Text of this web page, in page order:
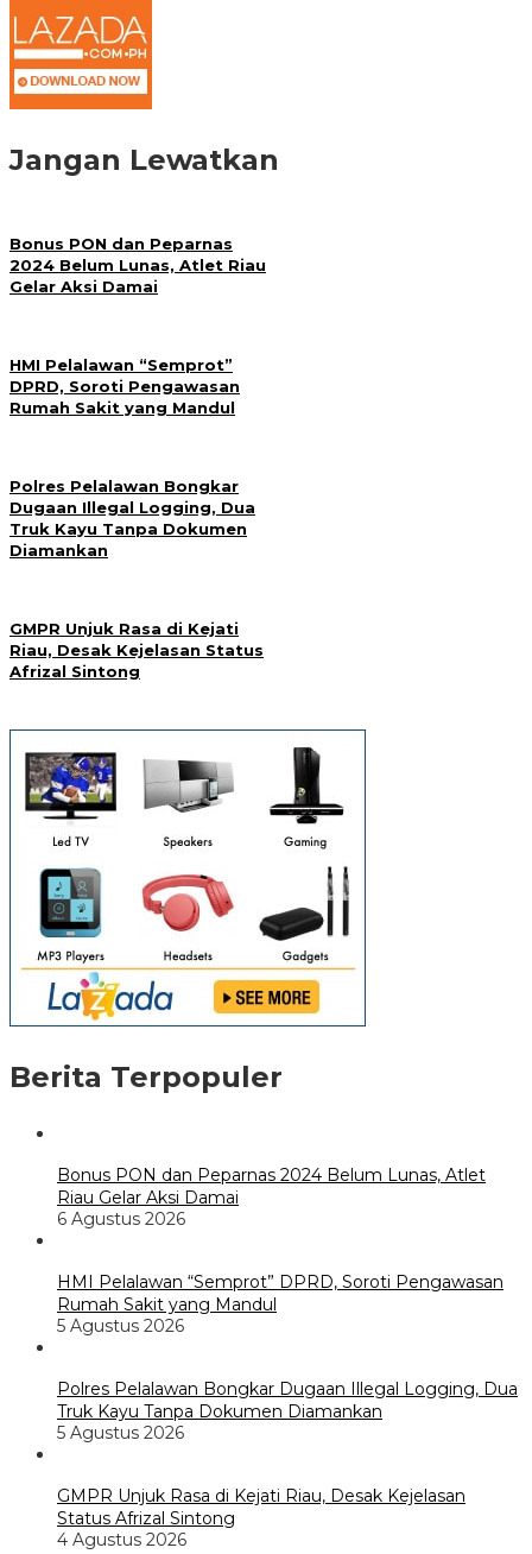
Jangan Lewatkan
Bonus PON dan Peparnas
2024 Belum Lunas, Atlet Riau
Gelar Aksi Damai
HMI Pelalawan “Semprot”
DPRD, Soroti Pengawasan
Rumah Sakit yang Mandul
Polres Pelalawan Bongkar
Dugaan Illegal Logging, Dua
Truk Kayu Tanpa Dokumen
Diamankan
GMPR Unjuk Rasa di Kejati
Riau, Desak Kejelasan Status
Afrizal Sintong
Berita Terpopuler
Bonus PON dan Peparnas 2024 Belum Lunas, Atlet
Riau Gelar Aksi Damai
6 Agustus 2026
HMI Pelalawan “Semprot” DPRD, Soroti Pengawasan
Rumah Sakit yang Mandul
5 Agustus 2026
Polres Pelalawan Bongkar Dugaan Illegal Logging, Dua
Truk Kayu Tanpa Dokumen Diamankan
5 Agustus 2026
GMPR Unjuk Rasa di Kejati Riau, Desak Kejelasan
Status Afrizal Sintong
4 Agustus 2026